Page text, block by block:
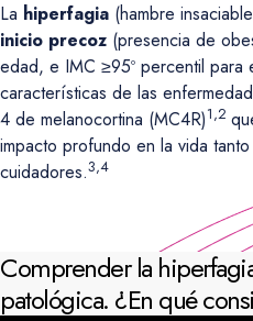
La hiperfagia (hambre
inicio precoz (presencia de
edad, e IMC ≥95º percentil para
características de las
4 de melanocortina (MC4R)1,2
impacto profundo en la vida
cuidadores.3,4
Comprender la
patológica. ¿En qué